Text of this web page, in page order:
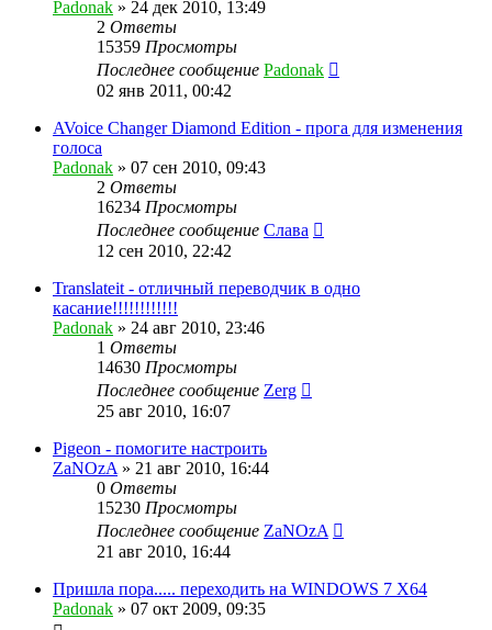
Padonak » 24 дек 2010, 13:49
2 Ответы
15359 Просмотры
Последнее сообщение Padonak
02 янв 2011, 00:42
AVoice Changer Diamond Edition - прога для изменения
голоса
Padonak » 07 сен 2010, 09:43
2 Ответы
16234 Просмотры
Последнее сообщение Слава
12 сен 2010, 22:42
Translateit - отличный переводчик в одно
касание!!!!!!!!!!!!
Padonak » 24 авг 2010, 23:46
1 Ответы
14630 Просмотры
Последнее сообщение Zerg
25 авг 2010, 16:07
Pigeon - помогите настроить
ZaNOzA » 21 авг 2010, 16:44
0 Ответы
15230 Просмотры
Последнее сообщение ZaNOzA
21 авг 2010, 16:44
Пришла пора..... переходить на WINDOWS 7 X64
Padonak » 07 окт 2009, 09:35